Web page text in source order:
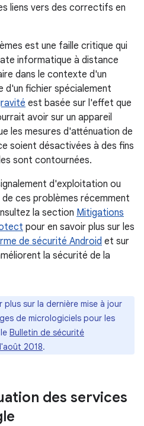
liens vers des correctifs en
est une faille critique qui
informatique à distance
dans le contexte d'un
d'un fichier spécialement
est basée sur l'effet que
avoir sur un appareil
les mesures d'atténuation de
soient désactivées à des fins
sont contournées.
d'exploitation ou
ces problèmes récemment
la section Mitigations
pour en savoir plus sur les
de sécurité Android et sur
la sécurité de la
plus sur la dernière mise à jour
de micrologiciels pour les
Bulletin de sécurité
2018.
des services